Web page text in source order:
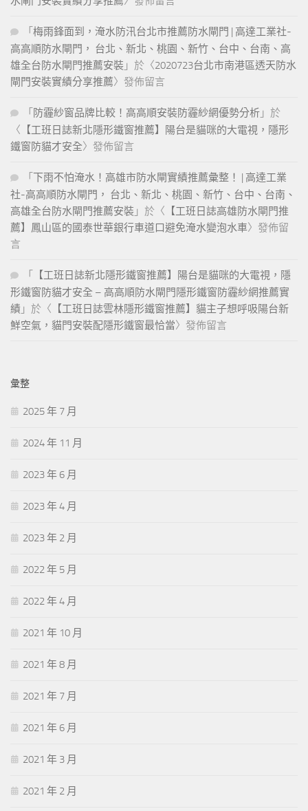
「 梅雨鋒面到，淹水防汛台北市推薦防水閘門 | 高達工業社-
高高順防水閘門， 台北、新北、桃園、新竹、台中、台南、高
雄全台防水閘門推薦安裝 」於〈2020723台北市南港區透天防水
閘門安裝實績分享推薦〉發佈留言
「 防霾紗窗品牌比較！高高順安裝防霾紗網優勢分析 」於
〈 【工班日誌新北隱形鐵窗推薦】陽台是貓咪的大電視，隱形
鐵窗防貓才安全〉發佈留言
「 下雨不怕淹水！高雄市防水閘實績推薦彙整！ | 高達工業
社-高高順防水閘門， 台北、新北、桃園、新竹、台中、台南、
高雄全台防水閘門推薦安裝 」於〈 【工班日誌高雄防水閘門推
薦】鳳山區的國泰世華銀行車道口避免淹水變泡水車〉發佈留
言
「
【工班日誌新北隱形鐵窗推薦】陽台是貓咪的大電視，隱
形鐵窗防貓才安全 – 高高順防水閘門隱形鐵窗防霾紗網推薦實
績 」於〈 【工班日誌雲林隱形鐵窗推薦】貓主子想呼吸陽台新
鮮空氣，貓門安裝配隱形鐵窗最恰當〉發佈留言
彙整
2025 年 7 月
2024 年 11 月
2023 年 6 月
2023 年 4 月
2023 年 2 月
2022 年 5 月
2022 年 4 月
2021 年 10 月
2021 年 8 月
2021 年 7 月
2021 年 6 月
2021 年 3 月
2021 年 2 月